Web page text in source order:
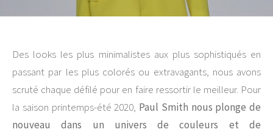
Des looks les plus minimalistes aux plus sophistiqués en
passant par les plus colorés ou extravagants, nous avons
scruté chaque défilé pour en faire ressortir le meilleur. Pour
la saison printemps-été 2020, Paul Smith nous plonge de
nouveau dans un univers de couleurs et de